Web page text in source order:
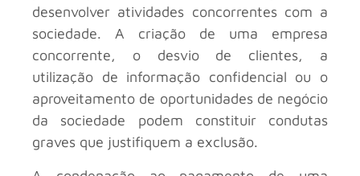
desenvolver atividades concorrentes com a
sociedade. A criação de uma empresa
concorrente, o desvio de clientes, a
utilização de informação confidencial ou o
aproveitamento de oportunidades de negócio
da sociedade podem constituir condutas
graves que justifiquem a exclusão.